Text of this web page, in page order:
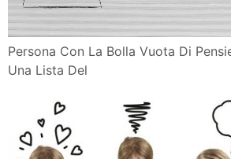
Persona Con La Bolla Vuota Di
Una Lista Del